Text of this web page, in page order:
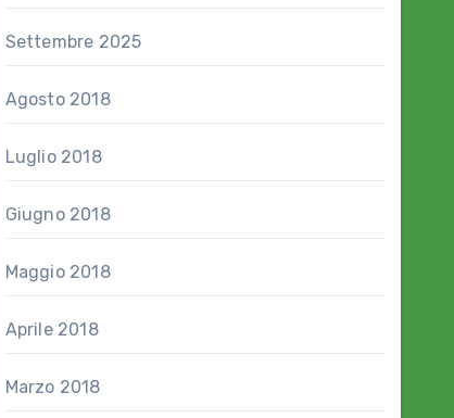
Settembre 2025
Agosto 2018
Luglio 2018
Giugno 2018
Maggio 2018
Aprile 2018
Marzo 2018